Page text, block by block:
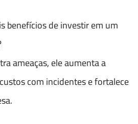
benefícios de investir em um
ameaças, ele aumenta a
com incidentes e fortalece